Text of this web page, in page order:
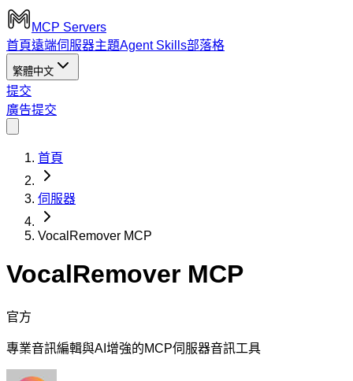
MCP Servers
首頁遠端伺服器主題Agent Skills部落格
繁體中文
提交
廣告提交
首頁
伺服器
VocalRemover MCP
VocalRemover MCP
官方
專業音訊編輯與AI增強的MCP伺服器音訊工具